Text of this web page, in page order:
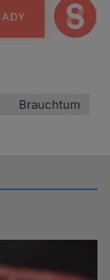
Brauchtum